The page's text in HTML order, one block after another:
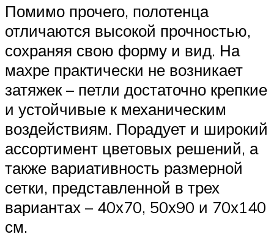
Помимо прочего, полотенца
отличаются высокой прочностью,
сохраняя свою форму и вид. На
махре практически не возникает
затяжек – петли достаточно крепкие
и устойчивые к механическим
воздействиям. Порадует и широкий
ассортимент цветовых решений, а
также вариативность размерной
сетки, представленной в трех
вариантах – 40х70, 50х90 и 70х140
см.